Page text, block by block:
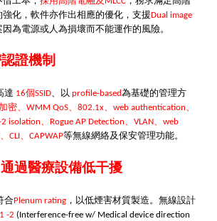
化，軟件亦作出相應的優化，支援Dual image
為電源或人為損壞而不能運作的風險。
證機制
達 16個SSID、以 profile-based為基礎的管理方
密、 WMM QoS、 802.1x、 web authentication、
2 isolation、 Rogue AP Detection、 VLAN、
web
、 CLI、 CAPWAP等無線網絡及保安管理功能。
通過醫療設備低干擾
合Plenum rating ，以低煙害材質製造。 無線設計
-2 (Interference-free w/ Medical device direction